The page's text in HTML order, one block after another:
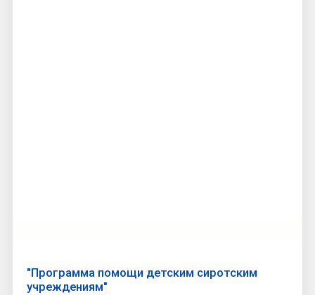
"Программа помощи детским сиротским
учреждениям"